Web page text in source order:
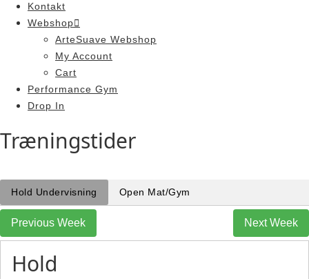
Kontakt
Webshop
ArteSuave Webshop
My Account
Cart
Performance Gym
Drop In
Træningstider
Hold Undervisning Open Mat/Gym
Previous Week Next Week
Hold